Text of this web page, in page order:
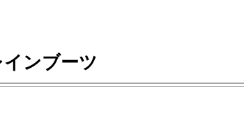
ンブーツ